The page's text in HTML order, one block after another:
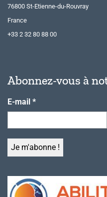
76800 St-Etienne-du-Rouvray
France
+33 2 32 80 88 00
Abonnez-vous à
E-mail *